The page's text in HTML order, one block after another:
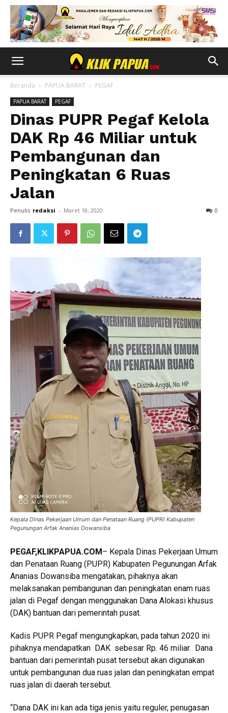
Beranda PAPUA BARAT PEGAF
PAPUA BARAT PEGAF
Dinas PUPR Pegaf Kelola
DAK Rp 46 Miliar untuk
Pembangunan dan
Peningkatan 6 Ruas
Jalan
Penulis redaksi - Maret 18, 2020 0
Kepala Dinas Pekerjaan Umum dan Penataan Ruang (PUPR) Kabupaten
Pegunungan Arfak Ananias Dowansiba
PEGAF,KLIKPAPUA.COM– Kepala Dinas Pekerjaan Umum
dan Penataan Ruang (PUPR) Kabupaten Pegunungan Arfak
Ananias Dowansiba mengatakan, pihaknya akan
melaksanakan pembangunan dan peningkatan enam ruas
jalan di Pegaf dengan menggunakan Dana Alokasi khusus
(DAK) bantuan dari pemerintah pusat.
Kadis PUPR Pegaf mengungkapkan, pada tahun 2020 ini
pihaknya mendapatkan DAK sebesar Rp. 46 miliar. Dana
bantuan dari pemerintah pusat tersebut akan digunakan
untuk pembangunan dua ruas jalan dan peningkatan empat
ruas jalan di daerah tersebut.
“Dana DAK ini kan ada tiga jenis yaitu reguler, penugasan